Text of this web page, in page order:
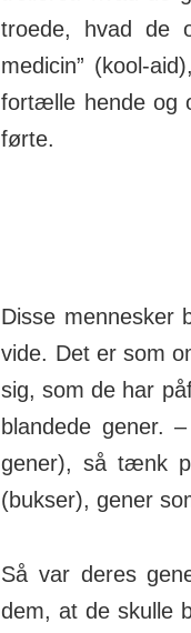
troede, hvad de
medicin” (kool-
for­tælle hende og
førte.
Disse mennesker
vide. Det er som
sig, som de har
blan­dede gener.
gener), så tænk
(bukser), gener
Så var deres
dem, at de skulle